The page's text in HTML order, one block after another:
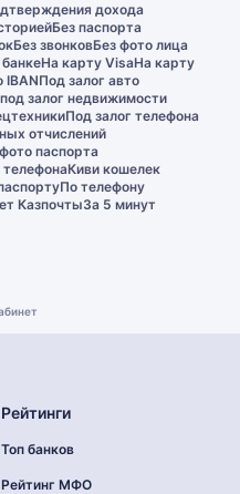
дохода
Без паспорта
Без звонковБез фото лица
На карту VisaНа карту
IBANПод залог авто
залог недвижимости
Под залог телефона
отчислений
паспорта
Киви кошелек
По телефону
КазпочтыЗа 5 минут
Рейтинги
Топ банков
Рейтинг МФО